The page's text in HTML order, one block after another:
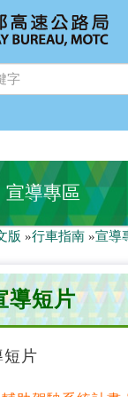
宣導專區
素材
版 »行車指南 »宣導
導短片
短片